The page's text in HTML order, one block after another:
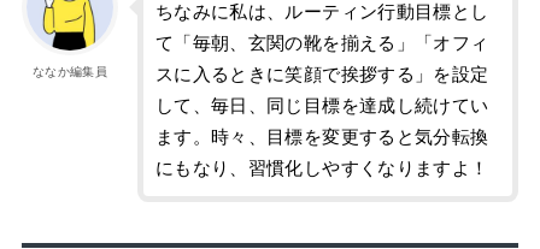
ななか編集員
ちなみに私は、ルーティン行動目標とし
て「毎朝、玄関の靴を揃える」「オフィ
スに入るときに笑顔で挨拶する」を設定
して、毎日、同じ目標を達成し続けてい
ます。時々、目標を変更すると気分転換
にもなり、習慣化しやすくなりますよ！